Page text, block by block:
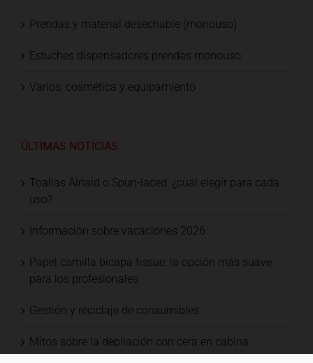
Prendas y material desechable (monouso)
Estuches dispensadores prendas monouso
Varios: cosmética y equipamiento
ÚLTIMAS NOTICIAS
Toallas Airlaid o Spun-laced: ¿cuál elegir para cada
uso?
Información sobre vacaciones 2026
Papel camilla bicapa tissue: la opción más suave
para los profesionales
Gestión y reciclaje de consumibles
Mitos sobre la depilación con cera en cabina